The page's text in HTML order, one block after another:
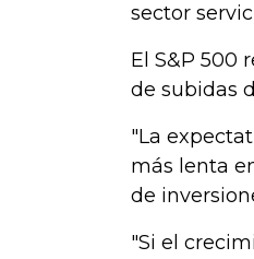
sector
El S&P 500
de subidas
"La
más lenta
de
"Si el